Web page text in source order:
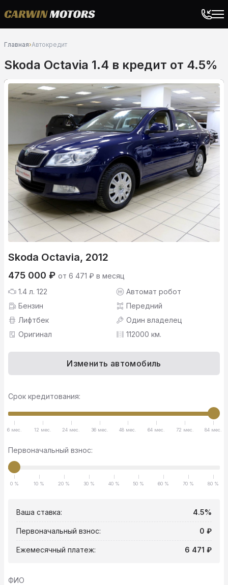
Главная›Автокредит
Skoda Octavia 1.4 в кредит от 4.5%
Skoda Octavia, 2012
475 000 ₽ от 6 471 ₽ в месяц
1.4 л. 122
Автомат робот
Бензин
Передний
Лифтбек
Один владелец
Оригинал
112000 км.
Изменить автомобиль
Срок кредитования:
6 мес. 12 мес. 24 мес. 36 мес. 48 мес. 64 мес. 72 мес. 84 мес.
Первоначальный взнос:
0 % 10 % 20 % 30 % 40 % 50 % 60 % 70 % 80 %
Ваша ставка: 4.5%
Первоначальный взнос: 0 ₽
Ежемесячный платеж: 6 471 ₽
ФИО